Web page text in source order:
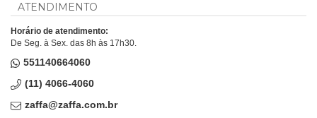
ATENDIMENTO
Horário de atendimento:
De Seg. à Sex. das 8h às 17h30.
551140664060
(11) 4066-4060
zaffa@zaffa.com.br